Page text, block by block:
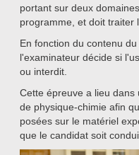
portant sur deux
programme, et doit traiter
En fonction du contenu
l'examinateur décide si
ou interdit.
Cette épreuve a lieu
de physique-chimie afin
posées sur le matériel
que le candidat soit